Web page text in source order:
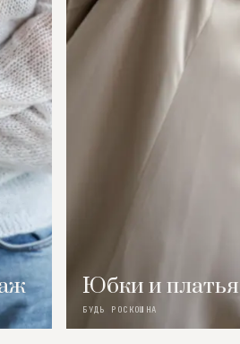
Юбки и платья
БУДЬ РОСКОШНА